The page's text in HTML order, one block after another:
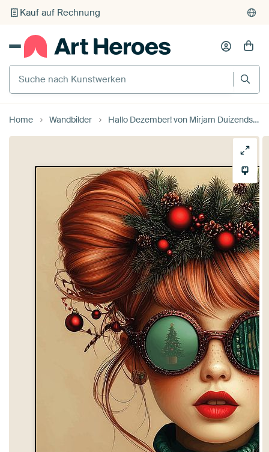
Kauf auf Rechnung
Individueller Druck auf Bestellung
Suche nach Kunstwerken
Home Wandbilder Hallo Dezember! von Mirjam Duizendstra